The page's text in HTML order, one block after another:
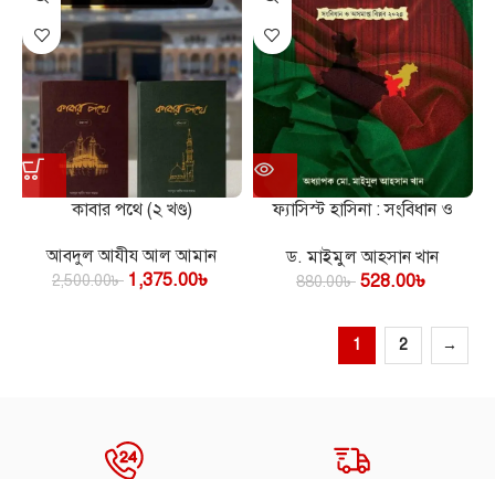
কাবার পথে (২ খণ্ড)
আবদুল আযীয আল আমান
2,500.00৳ 1,375.00৳
ফ্যাসিস্ট হাসিনা : সংবিধান ও
ড. মাইমুল আহসান খান
880.00৳ 528.00৳
1 2 →